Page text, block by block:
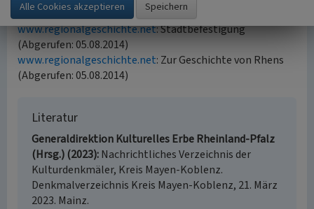
Quellen
www.regionalgeschichte.net: Stadtbefestigung
(Abgerufen: 05.08.2014)
www.regionalgeschichte.net: Zur Geschichte von Rhens
(Abgerufen: 05.08.2014)
Literatur
Generaldirektion Kulturelles Erbe Rheinland-Pfalz
(Hrsg.) (2023) Nachrichtliches Verzeichnis der
Kulturdenkmäler, Kreis Mayen-Koblenz.
Denkmalverzeichnis Kreis Mayen-Koblenz, 21. März
2023. Mainz.